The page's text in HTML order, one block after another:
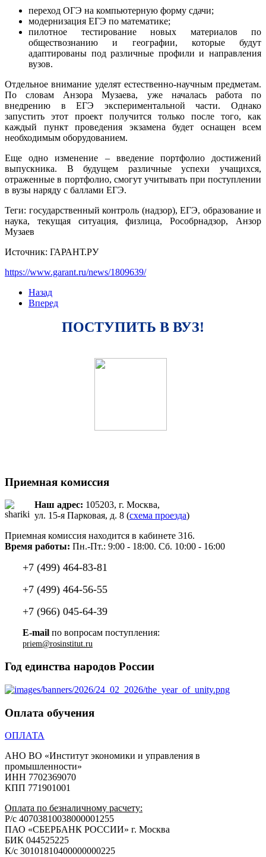
переход ОГЭ на компьютерную форму сдачи;
модернизация ЕГЭ по математике;
пилотное тестирование новых материалов по
обществознанию и географии, которые будут
адаптированы под различные профили и направления
вузов.
Отдельное внимание уделят естественно-научным предметам.
По словам Анзора Музаева, уже началась работа по
внедрению в ЕГЭ экспериментальной части. Однако
запустить этот проект получится только после того, как
каждый пункт проведения экзамена будет оснащен всем
необходимым оборудованием.
Еще одно изменение – введение портфолио достижений
выпускника. В будущем различные успехи учащихся,
отраженные в портфолио, смогут учитывать при поступлении
в вузы наряду с баллами ЕГЭ.
Теги: государственный контроль (надзор), ЕГЭ, образование и
наука, текущая ситуация, физлица, Рособрнадзор, Анзор
Музаев
Источник: ГАРАНТ.РУ
https://www.garant.ru/news/1809639/
Назад
Вперед
ПОСТУПИТЬ В ВУЗ!
Приемная комиссия
Наш адрес: 105203, г. Москва,
ул. 15-я Парковая, д. 8 (схема проезда)
Приемная комиссия находится в кабинете 316.
Время работы: Пн.-Пт.: 9:00 - 18:00. Сб. 10:00 - 16:00
+7 (499) 464-83-81
+7 (499) 464-56-55
+7 (966) 045-64-39
E-mail по вопросам поступления:
Год единства народов России
Оплата обучения
ОПЛАТА
АНО ВО «Институт экономики и управления в
промышленности»
ИНН 7702369070
КПП 771901001
Оплата по безналичному расчету:
Р/с 40703810038000001255
ПАО «СБЕРБАНК РОССИИ» г. Москва
БИК 044525225
К/с 30101810400000000225